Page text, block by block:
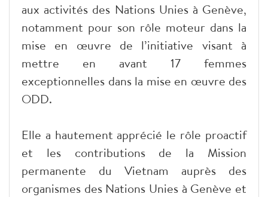
aux activités des Nations Unies à Genève,
notamment pour son rôle moteur dans la
mise en œuvre de l’initiative visant à
mettre en avant 17 femmes
exceptionnelles dans la mise en œuvre des
ODD.
Elle a hautement apprécié le rôle proactif
et les contributions de la Mission
permanente du Vietnam auprès des
organismes des Nations Unies à Genève et